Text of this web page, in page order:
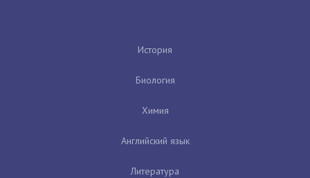
История
Биология
Химия
Английский язык
Литература